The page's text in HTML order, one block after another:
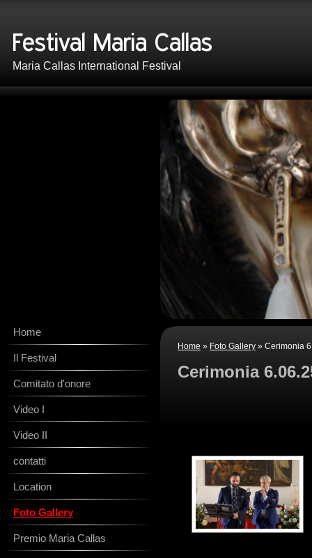
Maria Callas International Festival
Home » Foto Gallery » Cerimonia
Cerimonia
Home
Il Festival
Comitato d'onore
Video I
Video II
contatti
Location
Foto Gallery
Premio Maria Callas